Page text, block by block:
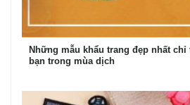
Những mẫu khẩu trang đẹp nhất
bạn trong mùa dịch